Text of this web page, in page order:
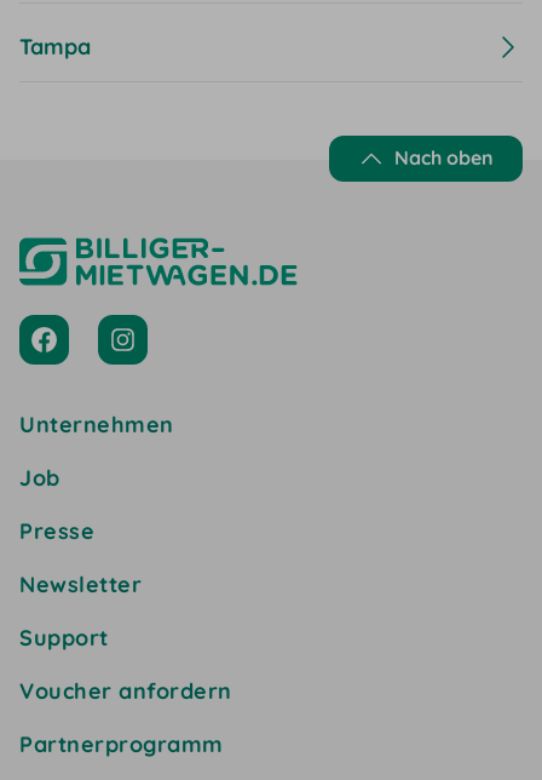
Tampa
Nach oben
Unternehmen
Job
Presse
Newsletter
Support
Voucher anfordern
Partnerprogramm